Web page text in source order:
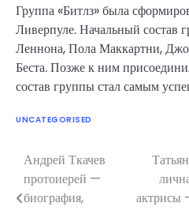
Группа «Битлз» была
Ливерпуле. Начальный состав
Леннона, Пола Маккартни,
Беста. Позже к ним
состав группы стал самым
UNCATEGORISED
Навигация
по
Андрей Ткачев
протоиерей —
биография,
актрисы